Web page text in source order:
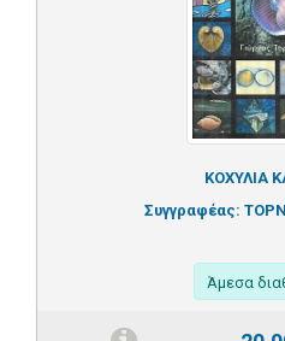
ΚΟΧΥΛΙΑ
Συγγραφέας:
Άμεσα